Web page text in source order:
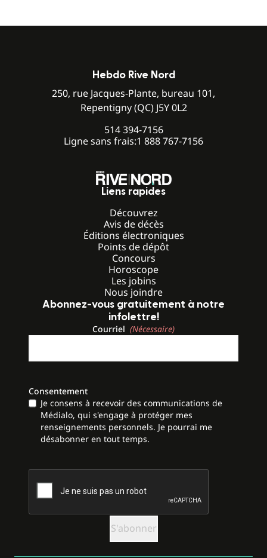
Hebdo Rive Nord
250, rue Jacques-Plante, bureau 101,
Repentigny (QC) J5Y 0L2
514 394-7156
Ligne sans frais:1 888 767-7156
Liens rapides
Découvrez
Avis de décès
Éditions électroniques
Points de dépôt
Concours
Horoscope
Les jobins
Nous joindre
Abonnez-vous gratuitement à notre
infolettre!
Courriel (Nécessaire)
Consentement
Je consens à recevoir des communications de
Médialo, qui s'engage à protéger mes
renseignements personnels. Je pourrai me
désabonner en tout temps.
CAPTCHA